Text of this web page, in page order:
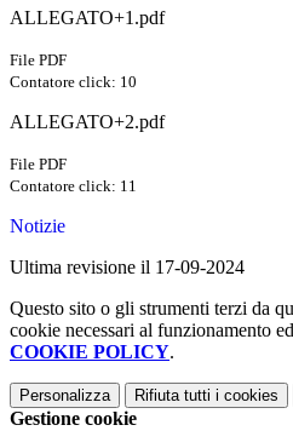
ALLEGATO+1.pdf
File PDF
Contatore click: 10
ALLEGATO+2.pdf
File PDF
Contatore click: 11
Notizie
Ultima revisione il 17-09-2024
Questo sito o gli strumenti terzi da
cookie necessari al funzionamento
COOKIE POLICY.
Personalizza Rifiuta tutti i cookies
Gestione cookie